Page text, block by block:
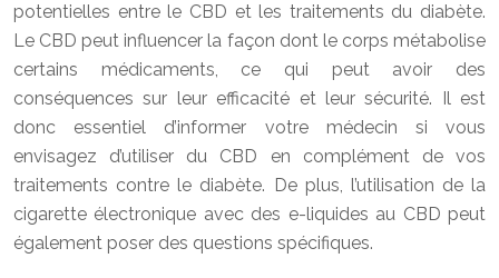
potentielles entre le CBD et les traitements du diabète.
Le CBD peut influencer la façon dont le corps métabolise
certains médicaments, ce qui peut avoir des
conséquences sur leur efficacité et leur sécurité. Il est
donc essentiel d’informer votre médecin si vous
envisagez d’utiliser du CBD en complément de vos
traitements contre le diabète. De plus, l’utilisation de la
cigarette électronique avec des e-liquides au CBD peut
également poser des questions spécifiques.